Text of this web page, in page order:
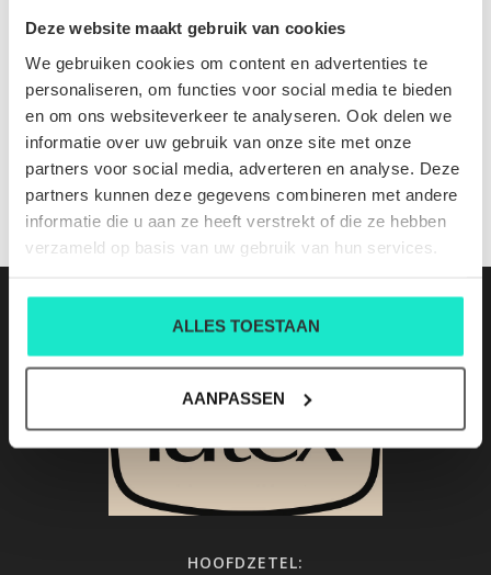
Deze website maakt gebruik van cookies
We gebruiken cookies om content en advertenties te
personaliseren, om functies voor social media te bieden
en om ons websiteverkeer te analyseren. Ook delen we
informatie over uw gebruik van onze site met onze
partners voor social media, adverteren en analyse. Deze
partners kunnen deze gegevens combineren met andere
informatie die u aan ze heeft verstrekt of die ze hebben
verzameld op basis van uw gebruik van hun services.
ALLES TOESTAAN
AANPASSEN
ATN05 A85 1590 229
Nog niet gewaardeerd
0 sterren op basis van 0 beoordelingen
JE BEOORDELING TOEVOEGEN
HOOFDZETEL: